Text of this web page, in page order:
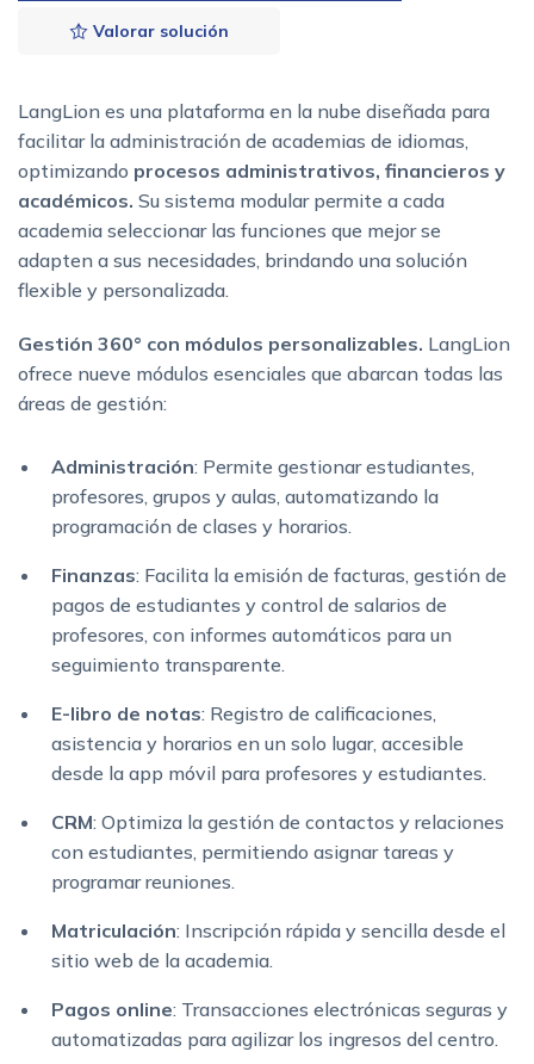
Valorar solución
LangLion es una plataforma en la nube diseñada para
facilitar la administración de academias de idiomas,
optimizando procesos administrativos, financieros y
académicos. Su sistema modular permite a cada
academia seleccionar las funciones que mejor se
adapten a sus necesidades, brindando una solución
flexible y personalizada.
Gestión 360° con módulos personalizables. LangLion
ofrece nueve módulos esenciales que abarcan todas las
áreas de gestión:
Administración: Permite gestionar estudiantes,
profesores, grupos y aulas, automatizando la
programación de clases y horarios.
Finanzas: Facilita la emisión de facturas, gestión de
pagos de estudiantes y control de salarios de
profesores, con informes automáticos para un
seguimiento transparente.
E-libro de notas: Registro de calificaciones,
asistencia y horarios en un solo lugar, accesible
desde la app móvil para profesores y estudiantes.
CRM: Optimiza la gestión de contactos y relaciones
con estudiantes, permitiendo asignar tareas y
programar reuniones.
Matriculación: Inscripción rápida y sencilla desde el
sitio web de la academia.
Pagos online: Transacciones electrónicas seguras y
automatizadas para agilizar los ingresos del centro.